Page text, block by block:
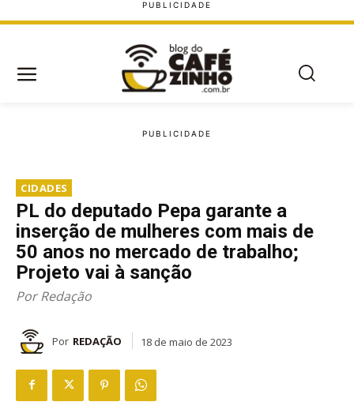
CIDADES
PL do deputado Pepa garante a
inserção de mulheres com mais de
50 anos no mercado de trabalho;
Projeto vai à sanção
Por Redação
Por REDAÇÃO 18 de maio de 2023